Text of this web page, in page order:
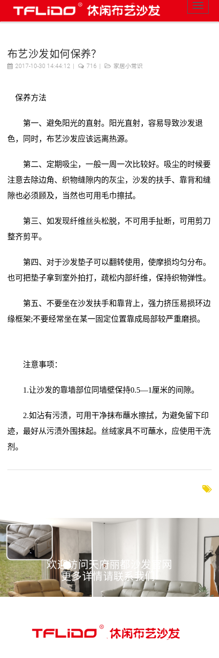
布艺沙发如何保养？
2017-10-30 14:44:12 716 家居小常识
保养方法
第一、避免阳光的直射。阳光直射，容易导致沙发退
色，同时，布艺沙发应该远离热源。
第二、定期吸尘，一般一周一次比较好。吸尘的时候要
注意去除边角、织物缝隙内的灰尘，沙发的扶手、靠背和缝
隙也必须顾及，当然也可用毛巾擦拭。
第三、如发现纤维丝头松脱，不可用手扯断，可用剪刀
整齐剪平。
第四、对于沙发垫子可以翻转使用，使摩损均匀分布。
也可把垫子拿到室外拍打，疏松内部纤维，保持织物弹性。
第五、不要坐在沙发扶手和靠背上，强力挤压易损环边
缘框架;不要经常坐在某一固定位置靠成局部较严重磨损。
注意事项：
1.让沙发的靠墙部位同墙壁保持0.5—1厘米的间隙。
2.如沾有污渍，可用干净抹布蘸水擦拭，为避免留下印
迹，最好从污渍外围抹起。丝绒家具不可蘸水，应使用干洗
剂。
欢迎访问天府丽都沙发官网
更多详情请联系我们!